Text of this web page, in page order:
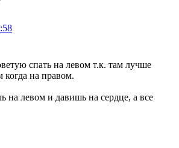
спать на левом т.к. там лучше
когда на правом.
на левом и давишь на сердце, а все